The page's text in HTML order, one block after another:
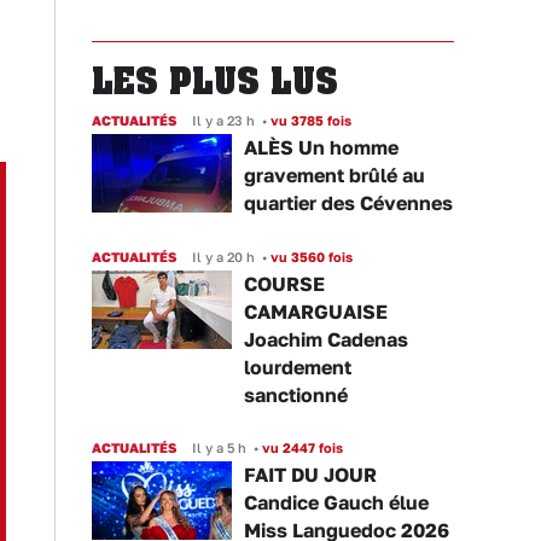
LES PLUS LUS
ACTUALITÉS Il y a 23 h • vu 3785 fois
ALÈS Un homme
gravement brûlé au
quartier des Cévennes
ACTUALITÉS Il y a 20 h • vu 3560 fois
COURSE
CAMARGUAISE
Joachim Cadenas
lourdement
sanctionné
ACTUALITÉS Il y a 5 h • vu 2447 fois
FAIT DU JOUR
Candice Gauch élue
Miss Languedoc 2026